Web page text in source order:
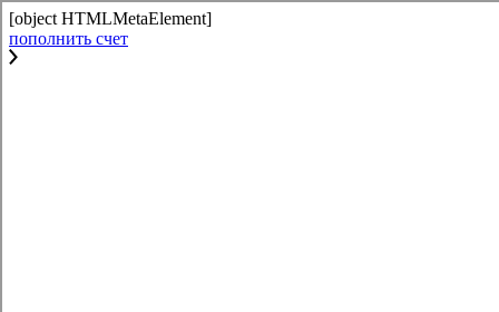
[object HTMLMetaElement]
пополнить счет